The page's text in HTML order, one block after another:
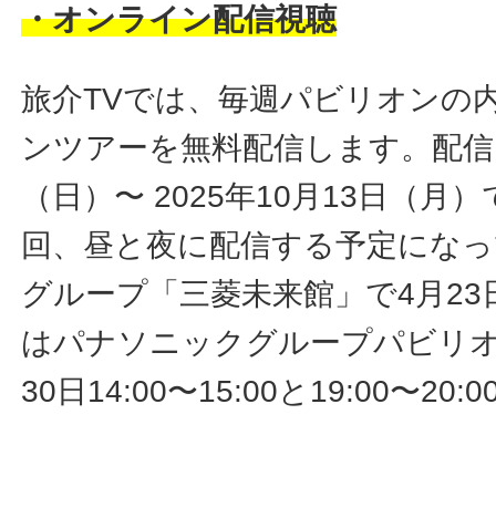
・オンライン配信視聴
旅介TVでは、毎週パビリオンの
ンツアーを無料配信します。配
（日）〜 2025年10月13日（月
回、昼と夜に配信する予定にな
グループ「三菱未来館」で4月
はパナソニックグループパビリ
30日14:00〜15:00と19:00〜